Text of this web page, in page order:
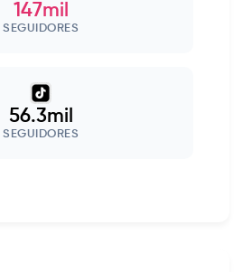
147mil
SEGUIDORES
56.3mil
SEGUIDORES